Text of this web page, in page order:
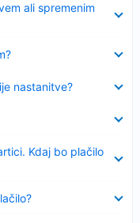
ali spremenim
nastanitve?
Kdaj bo plačilo